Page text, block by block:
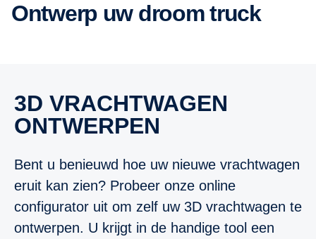
ontwerp uw droom truck
3D VRACHTWAGEN
ONTWERPEN
Bent u benieuwd hoe uw nieuwe vrachtwagen
eruit kan zien? Probeer onze online
configurator uit om zelf uw 3D vrachtwagen te
ontwerpen. U krijgt in de handige tool een